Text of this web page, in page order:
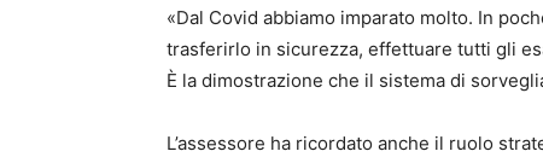
«Dal Covid abbiamo imparato molto. In
trasferirlo in sicurezza, effettuare tutti gli
È la dimostrazione che il sistema di
L’assessore ha ricordato anche il ruolo